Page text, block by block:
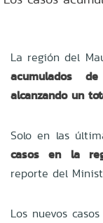
La región del
acumulados
alcanzando un
Solo en las
casos en la
reporte del
Los nuevos